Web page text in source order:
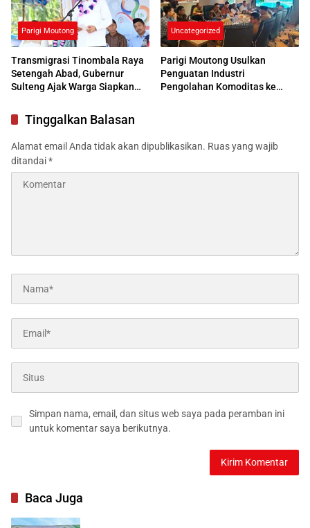
Parigi Moutong
Transmigrasi Tinombala Raya
Setengah Abad, Gubernur
Sulteng Ajak Warga Siapkan
Uncategorized
Parigi Moutong Usulkan
Penguatan Industri
Pengolahan Komoditas ke
Tinggalkan Balasan
Alamat email Anda tidak akan dipublikasikan. Ruas yang wajib
ditandai*
Simpan nama, email, dan situs web saya pada peramban ini
untuk komentar saya berikutnya.
Baca Juga